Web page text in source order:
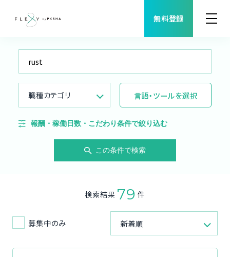
無料登録
案件検索
職種から案件を探す
FLEXYについて
職種カテゴリ 言語・ツールを選択
報酬・稼働日数・こだわり条件で絞り込む
この条件で検索
検索結果 79 件
募集中のみ 新着順